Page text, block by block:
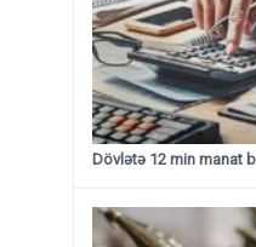
Dövlətə 12 min manat